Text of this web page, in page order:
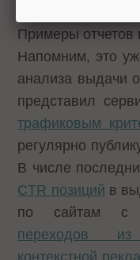
Примеры отчетов
Напомним, это
анализа выдачи
представил
трафиковым
регулярно
В числе
CTR позиций в
по сайтам с
переходов